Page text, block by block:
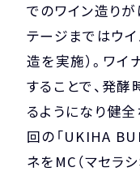
でのワイン造りが
テージまではウ
造を実施）。ワ
することで、発
るようになり健
回の「UKIHA
ネをMC（マセラ